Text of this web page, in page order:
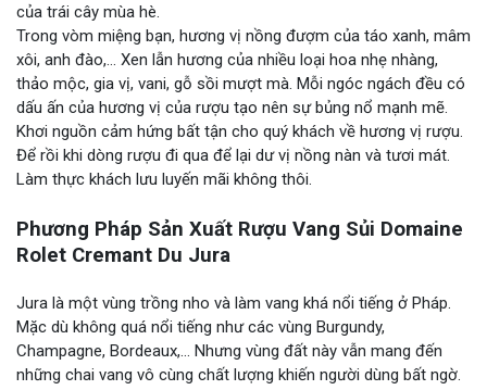
của trái cây mùa hè.
Trong vòm miệng bạn, hương vị nồng đượm của táo xanh, mâm
xôi, anh đào,… Xen lẫn hương của nhiều loại hoa nhẹ nhàng,
thảo mộc, gia vị, vani, gỗ sồi mượt mà. Mỗi ngóc ngách đều có
dấu ấn của hương vị của rượu tạo nên sự bủng nổ mạnh mẽ.
Khơi nguồn cảm hứng bất tận cho quý khách về hương vị rượu.
Để rồi khi dòng rượu đi qua để lại dư vị nồng nàn và tươi mát.
Làm thực khách lưu luyến mãi không thôi.
Phương Pháp Sản Xuất Rượu Vang Sủi Domaine
Rolet Cremant Du Jura
Jura là một vùng trồng nho và làm vang khá nổi tiếng ở Pháp.
Mặc dù không quá nổi tiếng như các vùng Burgundy,
Champagne, Bordeaux,… Nhưng vùng đất này vẫn mang đến
những chai vang vô cùng chất lượng khiến người dùng bất ngờ.